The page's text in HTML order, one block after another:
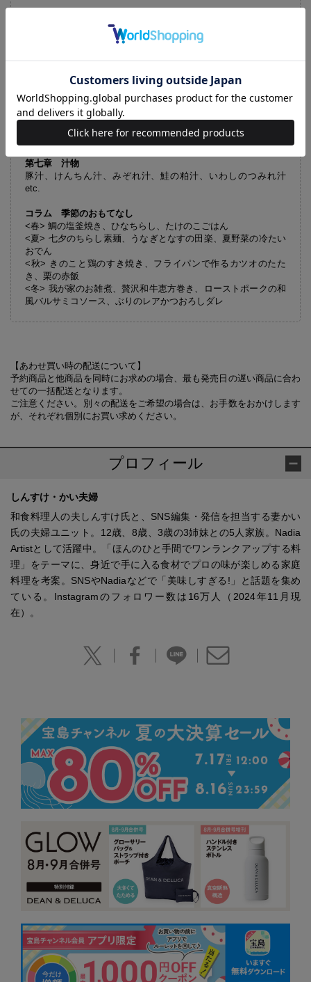
海老とじゃがいものごま和え、〆あじの黄身酢がけ、たことき
ゅうりの塩昆布和え etc.
第五章揚げ物
野菜の唐揚げ、こってり味噌カツ、あじの香梅揚げ、海鮮がん
もどき、たらこチーズの磯辺揚げ etc.
第六章ご飯・麺
丼、親子丼、鶏南蛮そば etc.
第七章 汁物
豚汁、けんちん汁、みぞれ汁、鮭の粕汁、いわしのつみれ汁
etc.
コラム 季節のおもてなし
<春> 鯛の塩釜焼き、ひなちらし、たけのこごはん
<夏> 七夕のちらし素麺、うなぎとなすの田楽、夏野菜の冷たい
おでん
<秋> きのこと鶏のすき焼き、フライパンで作るカツオのたた
き、栗の赤飯
<冬> 我が家のお雑煮、贅沢和牛恵方巻き、ローストポークの和
風バルサミコソース、ぶりのレアかつおろしダレ
【あわせ買い時の配送について】
予約商品と他商品を同時にお求めの場合、最も発売日の遅い商品に合わ
せての一括配送となります。
ご注意ください。別々の配送をご希望の場合は、お手数をおかけします
が、それぞれ個別にお買い求めください。
プロフィール
しんすけ・かい夫婦
和食料理人の夫しんすけ氏と、SNS編集・発信を担当する妻かい
氏の夫婦ユニット。12歳、8歳、3歳の3姉妹との5人家族。Nadia
Artistとして活躍中。「ほんのひと手間でワンランクアップする料
理」をテーマに、身近で手に入る食材でプロの味が楽しめる家庭
料理を考案。SNSやNadiaなどで「美味しすぎる!」と話題を集め
ている。Instagramのフォロワー数は16万人（2024年11月現
在）。